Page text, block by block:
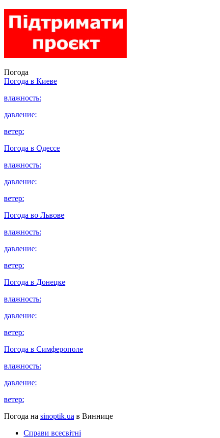
Погода
Погода в Киеве
влажность:
давление:
ветер:
Погода в Одессе
влажность:
давление:
ветер:
Погода во Львове
влажность:
давление:
ветер:
Погода в Донецке
влажность:
давление:
ветер:
Погода в Симферополе
влажность:
давление:
ветер:
Погода на sinoptik.ua в Виннице
Справи всесвітні